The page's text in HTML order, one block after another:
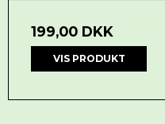
199,00 DKK
VIS PRODUKT